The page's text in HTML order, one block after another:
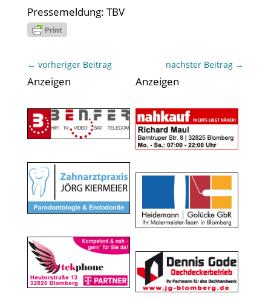
Pressemeldung: TBV
← vorheriger Beitrag nächster Beitrag →
Anzeigen Anzeigen